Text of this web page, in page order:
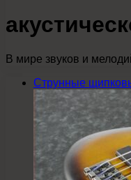
В мире звуков и
Струнные